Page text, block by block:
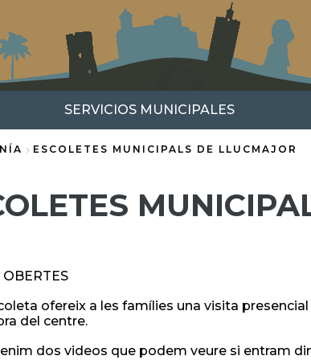
SERVICIOS MUNICIPALES
ESCOLETES MUNICIPALS DE LLUCMAJOR
OBERTES
ofereix a les famílies una visita
del centre.
dos videos que podem veure si entram